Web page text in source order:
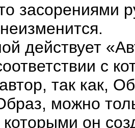
засорениями
действует
с
так как,
можно
которыми он